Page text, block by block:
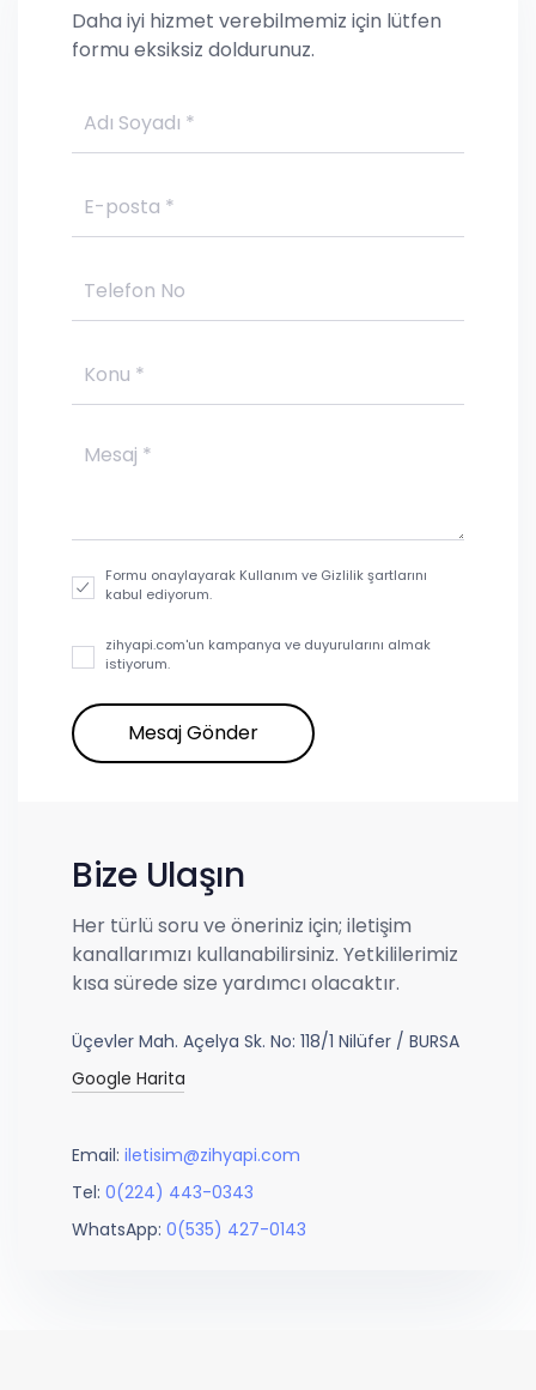
Daha iyi hizmet verebilmemiz için lütfen
formu eksiksiz doldurunuz.
Formu onaylayarak Kullanım ve Gizlilik şartlarını
kabul ediyorum.
zihyapi.com'un kampanya ve duyurularını almak
istiyorum.
Bize Ulaşın
Her türlü soru ve öneriniz için; iletişim
kanallarımızı kullanabilirsiniz. Yetkililerimiz
kısa sürede size yardımcı olacaktır.
Üçevler Mah. Açelya Sk. No: 118/1 Nilüfer / BURSA
Google Harita
Email: iletisim@zihyapi.com
Tel: 0(224) 443-0343
WhatsApp: 0(535) 427-0143